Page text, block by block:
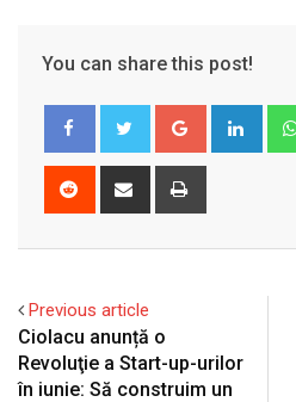
You can share this post!
Google+
Reddit
Share
Previous article
Ciolacu anunță o
Revoluţie a Start-up-urilor
în iunie: Să construim un